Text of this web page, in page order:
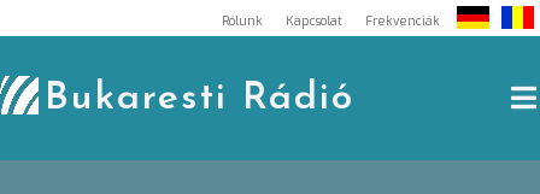
to
content
Rólunk Kapcsolat Frekvenciák
Bukaresti Rádió